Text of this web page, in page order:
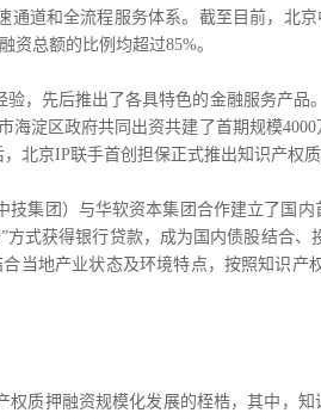
道和全流程服务体系。截至目前，北
资总额的比例均超过85%。
先后推出了各具特色的金融服务产品
海淀区政府共同出资共建了首期规模
北京IP联手首创担保正式推出知识产权质
团）与华软资本集团合作建立了国内
式获得银行贷款，成为国内债股结合
当地产业状态及环境特点，按照知识
押融资规模化发展的桎梏，其中，知